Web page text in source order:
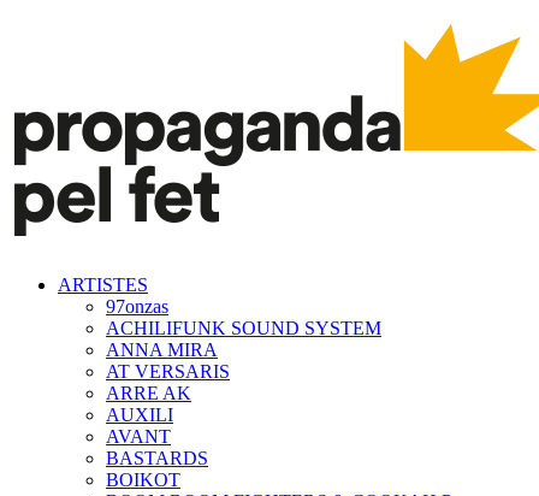
ARTISTES
97onzas
ACHILIFUNK SOUND SYSTEM
ANNA MIRA
AT VERSARIS
ARRE AK
AUXILI
AVANT
BASTARDS
BOIKOT